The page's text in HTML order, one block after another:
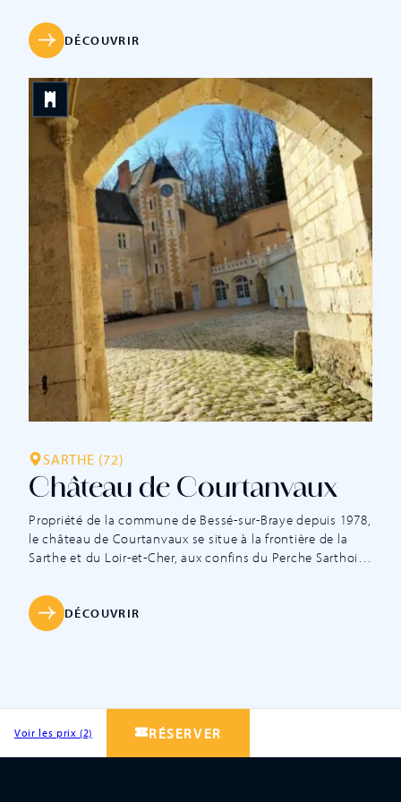
Val de Loire. Les visiteurs de passage dans ce charmant
monument de Touraine ne peuvent qu’être séduits par
[…]
DÉCOUVRIR
SARTHE (72)
Château de Courtanvaux
Propriété de la commune de Bessé-sur-Braye depuis 1978,
le château de Courtanvaux se situe à la frontière de la
Sarthe et du Loir-et-Cher, aux confins du Perche Sarthois.
domaine de 68 hectares répartis en bois, jardins, parc
paysager et pièces d’eau. Le château de Courtanvaux
offre un point de […]
DÉCOUVRIR
Voir les prix (2) RÉSERVER